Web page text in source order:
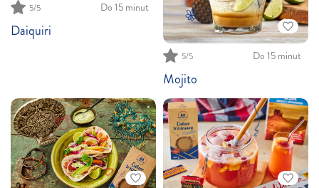
5/5 Do 15 minut
Daiquiri
5/5 Do 15 minut
Mojito